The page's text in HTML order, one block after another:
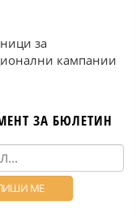
за
кампании
ЗА БЮЛЕТИН